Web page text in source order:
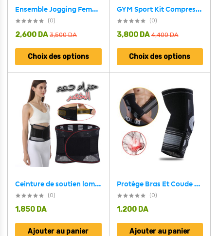
Ensemble Jogging Femmes pour Yoga, Pilate, Fitness
(0)
3,500DA
2,600 DA
Choix des options
GYM Sport Kit Compression pour Hommes 3 pcs – طقم رياضي 3 قطع
(0)
4,400DA
3,800 DA
Choix des options
Ceinture de soutien lombaire avec barre de soutien pour soulager la douleur et les blessures
(0)
1,850 DA
Ajouter au panier
Protège Bras Et Coude Elastiqué ELBOW 9104
(0)
1,200 DA
Ajouter au panier